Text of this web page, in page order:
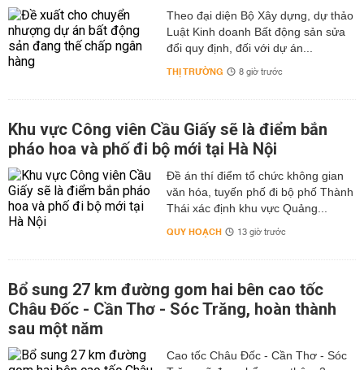
Theo đại diện Bộ Xây dựng, dự thảo
Luật Kinh doanh Bất động sản sửa
đổi quy định, đối với dự án...
THỊ TRƯỜNG 8 giờ trước
Khu vực Công viên Cầu Giấy sẽ là điểm bắn
pháo hoa và phố đi bộ mới tại Hà Nội
Đề án thí điểm tổ chức không gian
văn hóa, tuyến phố đi bộ phố Thành
Thái xác định khu vực Quảng...
QUY HOẠCH 13 giờ trước
Bổ sung 27 km đường gom hai bên cao tốc
Châu Đốc - Cần Thơ - Sóc Trăng, hoàn thành
sau một năm
Cao tốc Châu Đốc - Cần Thơ - Sóc